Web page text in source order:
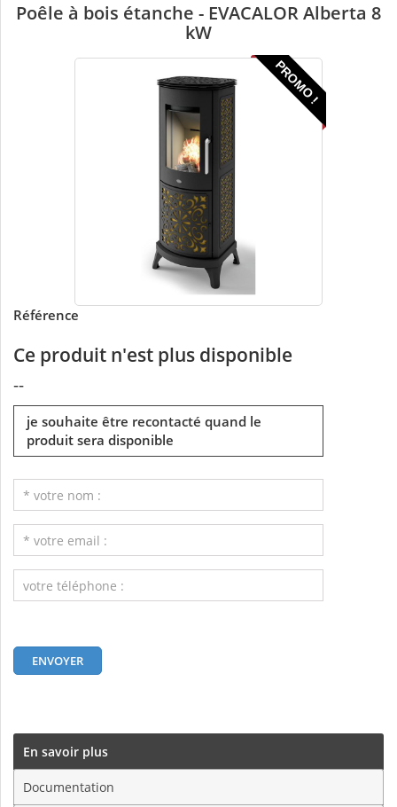
Poêle à bois étanche - EVACALOR Alberta 8
kW
PROMO !
Référence
Ce produit n'est plus disponible
--
je souhaite être recontacté quand le
produit sera disponible
En savoir plus
Documentation